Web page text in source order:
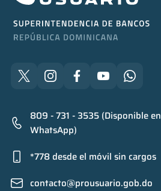
809 - 731 - 3535 (Disponible en
WhatsApp)
*778 desde el móvil sin cargos
contacto@prousuario.gob.do